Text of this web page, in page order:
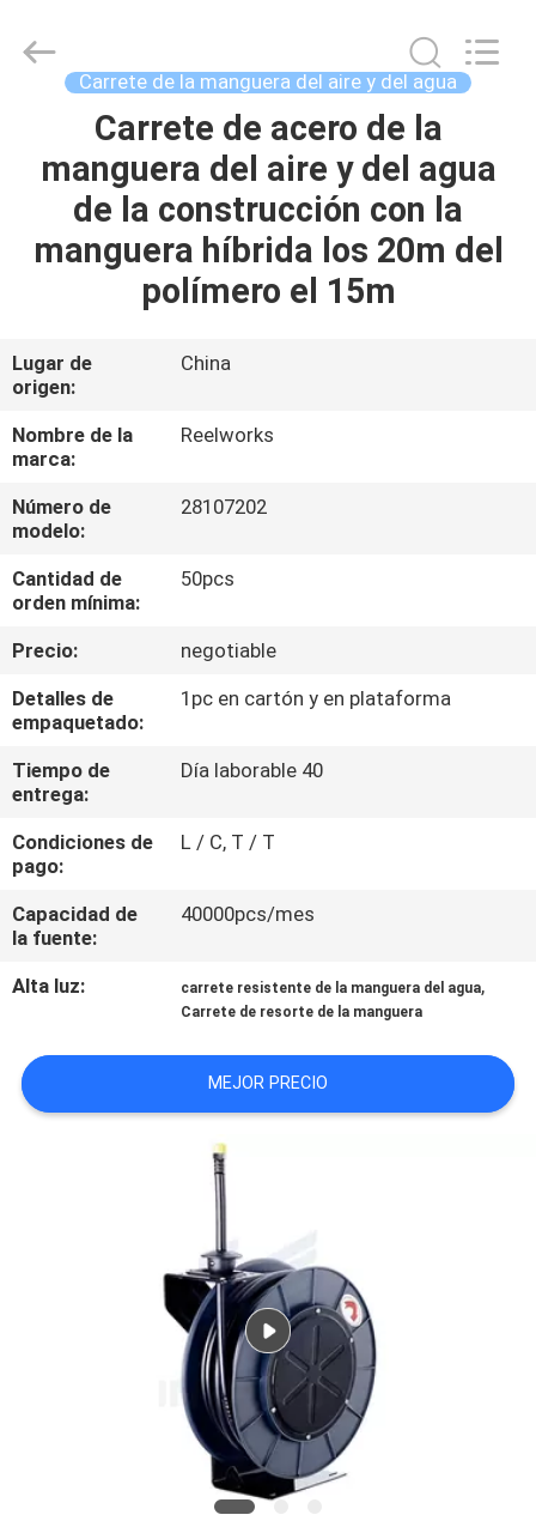
HOGAR
PRODUCTOS
VÍDEOS
SOBRE
NOSOTROS
TOUR
POR
FÁBRICA
DE
CALIDAD
CONTÁCTENOS
NOTICIAS
SOLICITAR
PRESUPUESTO
MAPA
Carrete de la manguera del aire y del agua
Carrete de acero de la
manguera del aire y del agua
de la construcción con la
manguera híbrida los 20m del
polímero el 15m
Lugar de
origen:
China
Nombre de la
marca:
Reelworks
Número de
modelo:
28107202
Cantidad de
orden mínima:
50pcs
Precio:
negotiable
Detalles de
empaquetado:
1pc en cartón y en plataforma
Tiempo de
entrega:
Día laborable 40
Condiciones de
pago:
L / C, T / T
Capacidad de
la fuente:
40000pcs/mes
Alta luz: carrete resistente de la manguera del agua,
Carrete de resorte de la manguera
MEJOR PRECIO